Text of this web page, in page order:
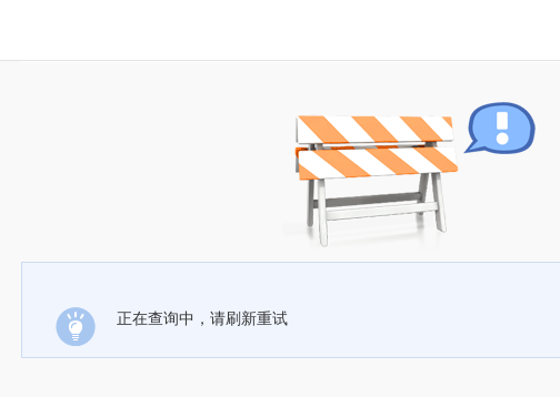
正在查询中，请刷新重试